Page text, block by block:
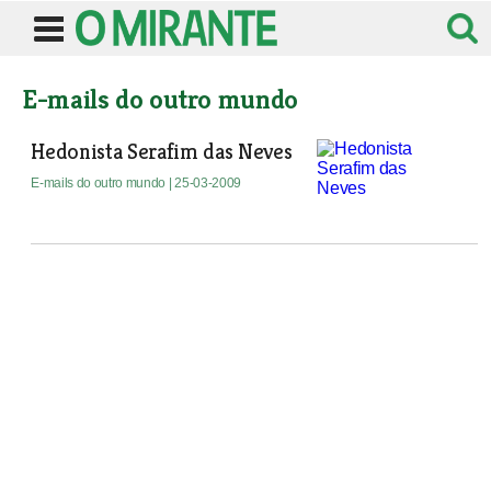
E-mails do outro mundo
Hedonista Serafim das Neves
E-mails do outro mundo | 25-03-2009